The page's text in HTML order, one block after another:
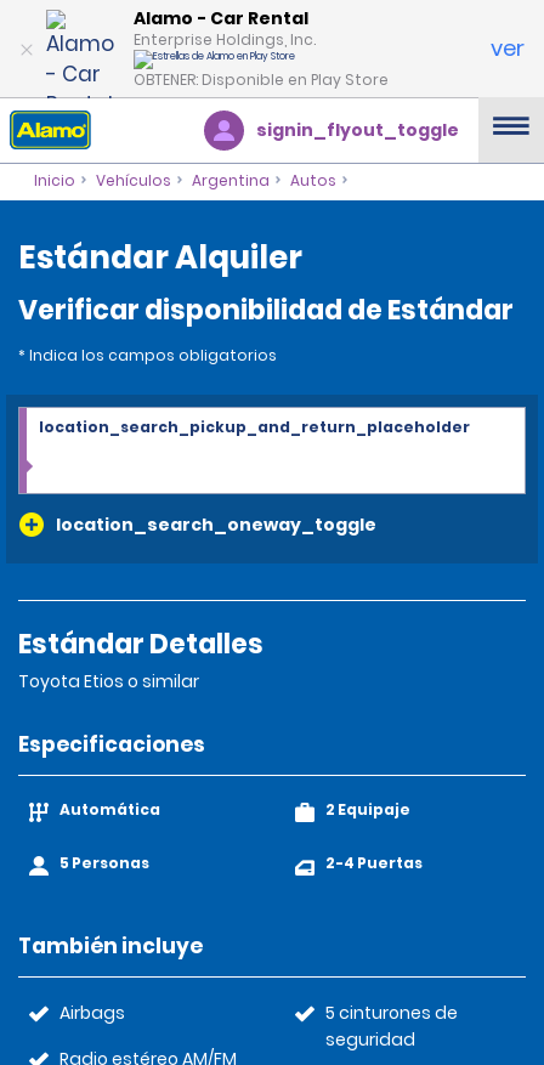
Alamo - Car Rental
Enterprise Holdings, Inc.
OBTENER: Disponible en Play Store
ver
signin_flyout_toggle
Inicio Vehículos Argentina Autos
Estándar Alquiler
Verificar disponibilidad de Estándar
* Indica los campos obligatorios
location_search_oneway_toggle
location_search_pickup_and_return_placeholder
Estándar Detalles
Toyota Etios o similar
Especificaciones
Automática
5 Personas
2 Equipaje
2-4 Puertas
También incluye
Airbags
Radio estéreo AM/FM
5 cinturones de
seguridad